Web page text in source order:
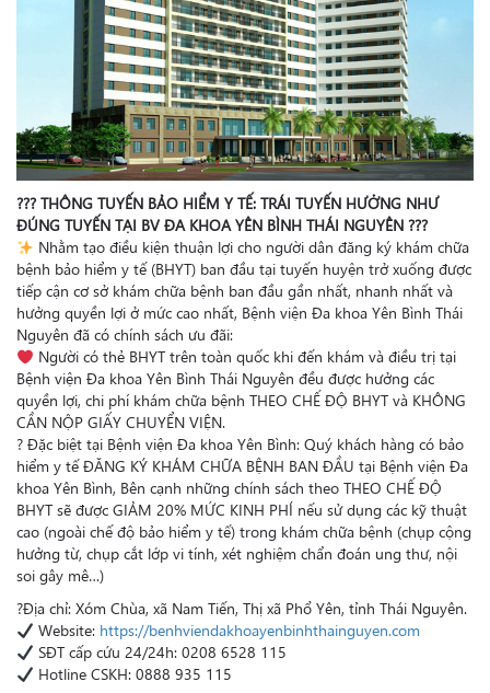
??? THÔNG TUYẾN BẢO HIỂM Y TẾ: TRÁI TUYẾN HƯỞNG NHƯ
ĐÚNG TUYẾN TẠI BV ĐA KHOA YÊN BÌNH THÁI NGUYÊN ???
Nhằm tạo điều kiện thuận lợi cho người dân đăng ký khám chữa
bệnh bảo hiểm y tế (BHYT) ban đầu tại tuyến huyện trở xuống được
tiếp cận cơ sở khám chữa bệnh ban đầu gần nhất, nhanh nhất và
hưởng quyền lợi ở mức cao nhất, Bệnh viện Đa khoa Yên Bình Thái
Nguyên đã có chính sách ưu đãi:
Người có thẻ BHYT trên toàn quốc khi đến khám và điều trị tại
Bệnh viện Đa khoa Yên Bình Thái Nguyên đều được hưởng các
quyền lợi, chi phí khám chữa bệnh THEO CHẾ ĐỘ BHYT và KHÔNG
CẦN NỘP GIẤY CHUYỂN VIỆN.
? Đặc biệt tại Bệnh viện Đa khoa Yên Bình: Quý khách hàng có bảo
hiểm y tế ĐĂNG KÝ KHÁM CHỮA BỆNH BAN ĐẦU tại Bệnh viện Đa
khoa Yên Bình, Bên cạnh những chính sách theo THEO CHẾ ĐỘ
BHYT sẽ được GIẢM 20% MỨC KINH PHÍ nếu sử dụng các kỹ thuật
cao (ngoài chế độ bảo hiểm y tế) trong khám chữa bệnh (chụp cộng
hưởng từ, chụp cắt lớp vi tính, xét nghiệm chẩn đoán ung thư, nội
soi gây mê…)
?Địa chỉ: Xóm Chùa, xã Nam Tiến, Thị xã Phổ Yên, tỉnh Thái Nguyên.
Website: https://benhviendakhoayenbinhthainguyen.com
SĐT cấp cứu 24/24h: 0208 6528 115
Hotline CSKH: 0888 935 115